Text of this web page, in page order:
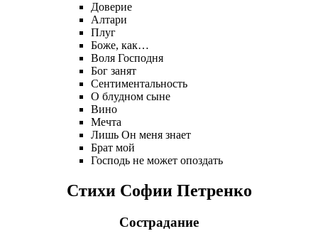
Доверие
Алтари
Плуг
Боже, как…
Воля Господня
Бог занят
Сентиментальность
О блудном сыне
Вино
Мечта
Лишь Он меня знает
Брат мой
Господь не может опоздать
Стихи Софии Петренко
Сострадание